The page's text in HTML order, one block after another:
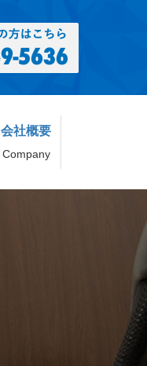
会社概要
Company